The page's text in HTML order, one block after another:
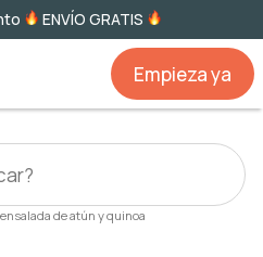
ENVÍO GRATIS
Empieza ya
de atún y quinoa